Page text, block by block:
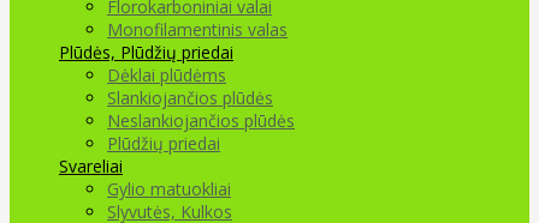
Florokarboniniai valai
Monofilamentinis valas
Plūdės, Plūdžių priedai
Dėklai plūdėms
Slankiojančios plūdės
Neslankiojančios plūdės
Plūdžių priedai
Svareliai
Gylio matuokliai
Slyvutės, Kulkos